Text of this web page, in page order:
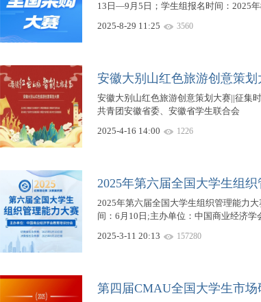
13日—9月5日；学生组报名时间：2025
2025-8-29 11:25
3560
安徽大别山红色旅游创意策划
安徽大别山红色旅游创意策划大赛||征集
共青团安徽省委、安徽省学生联合会
2025-4-16 14:00
1226
2025年第六届全国大学生组
2025年第六届全国大学生组织管理能力
间：6月10日;主办单位：中国商业经济学
2025-3-11 20:13
157280
第四届CMAU全国大学生市